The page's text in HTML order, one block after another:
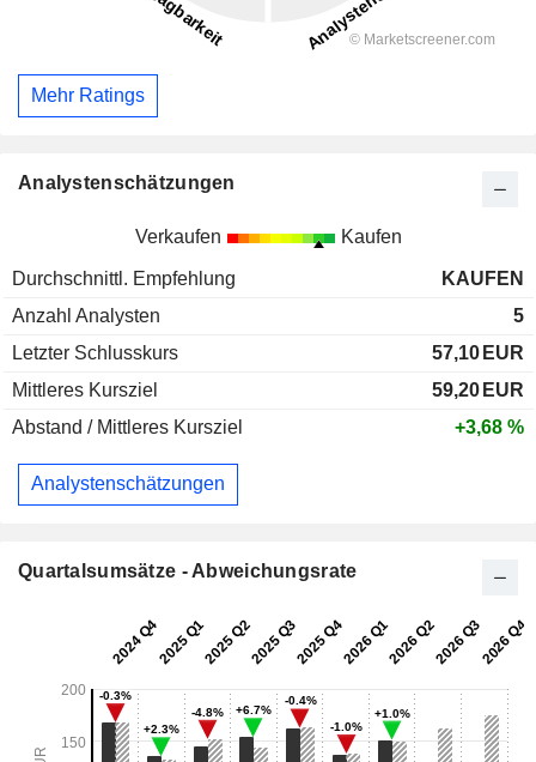
Mehr Ratings
Analystenschätzungen
Verkaufen Kaufen
Durchschnittl. Empfehlung
KAUFEN
Anzahl Analysten
5
Letzter Schlusskurs
57,10 EUR
Mittleres Kursziel
59,20 EUR
Abstand / Mittleres Kursziel
+3,68 %
Analystenschätzungen
Quartalsumsätze - Abweichungsrate